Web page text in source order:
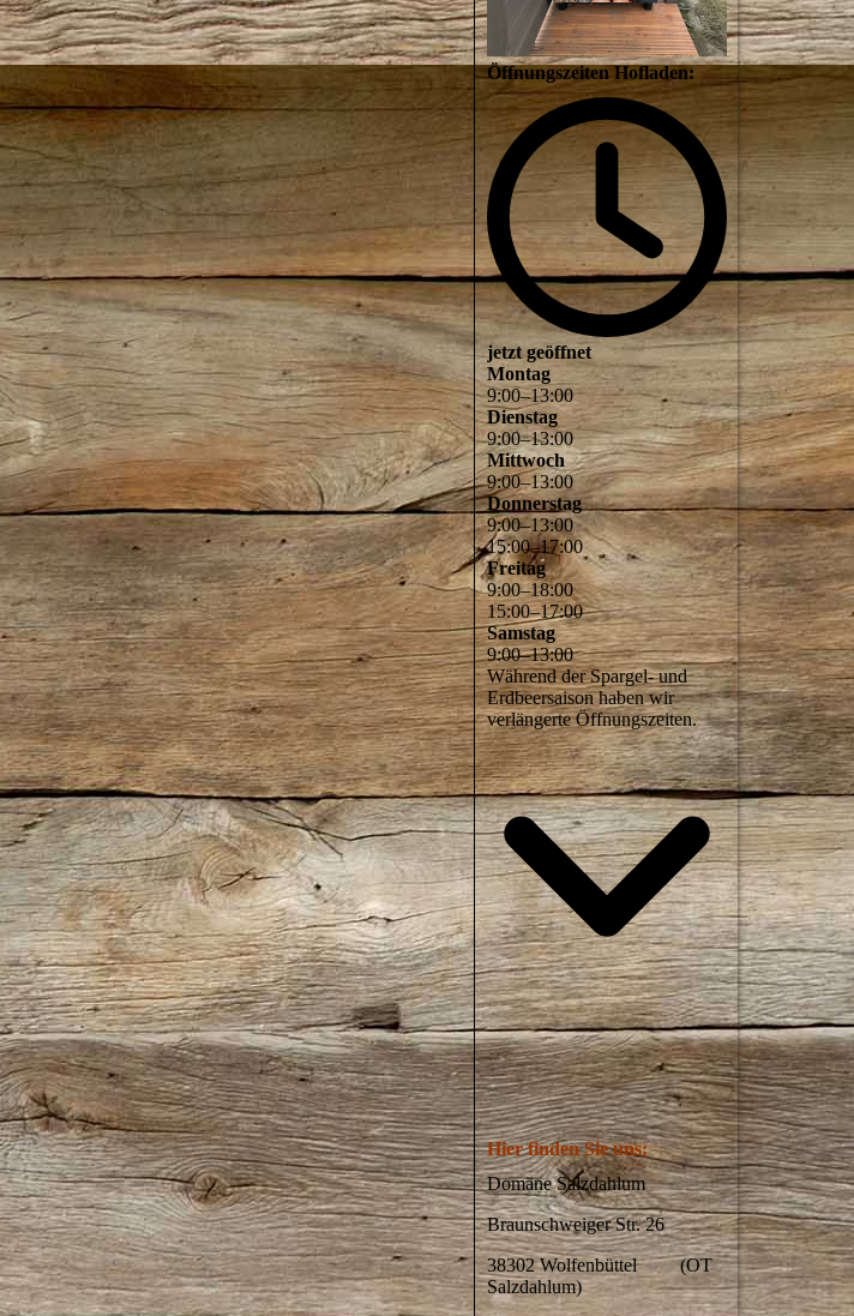
Öffnungszeiten Hofladen:
jetzt geöffnet
Montag
9:00–13:00
Dienstag
9:00–13:00
Mittwoch
9:00–13:00
Donnerstag
9:00–13:00
15:00–17:00
Freitag
9:00–18:00
15:00–17:00
Samstag
9:00–13:00
Während der Spargel- und
Erdbeersaison haben wir
verlängerte Öffnungszeiten.
Hier finden Sie uns:
Domäne Salzdahlum
Braunschweiger Str. 26
38302 Wolfenbüttel (OT
Salzdahlum)